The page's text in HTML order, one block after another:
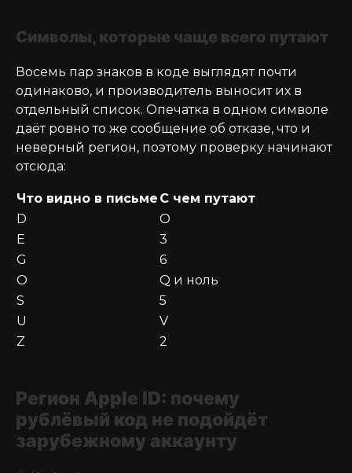
Символы, которые чаще всего путают
Восемь пар знаков в коде выглядят почти
одинаково, и производитель выносит их в
отдельный список. Опечатка в одном символе
даёт ровно то же сообщение об отказе, что и
неверный регион, поэтому проверку начинают
отсюда:
Что видно в письме С чем путают
D
O
E
3
G
6
O
Q и ноль
S
5
U
V
Z
2
Регион Apple ID: почему
рублёвый код не подойдёт
зарубежному аккаунту